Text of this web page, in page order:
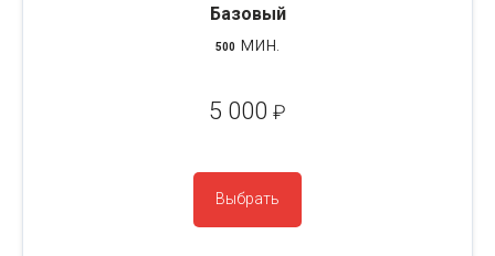
Базовый
500 мин.
5 000 ₽
Выбрать